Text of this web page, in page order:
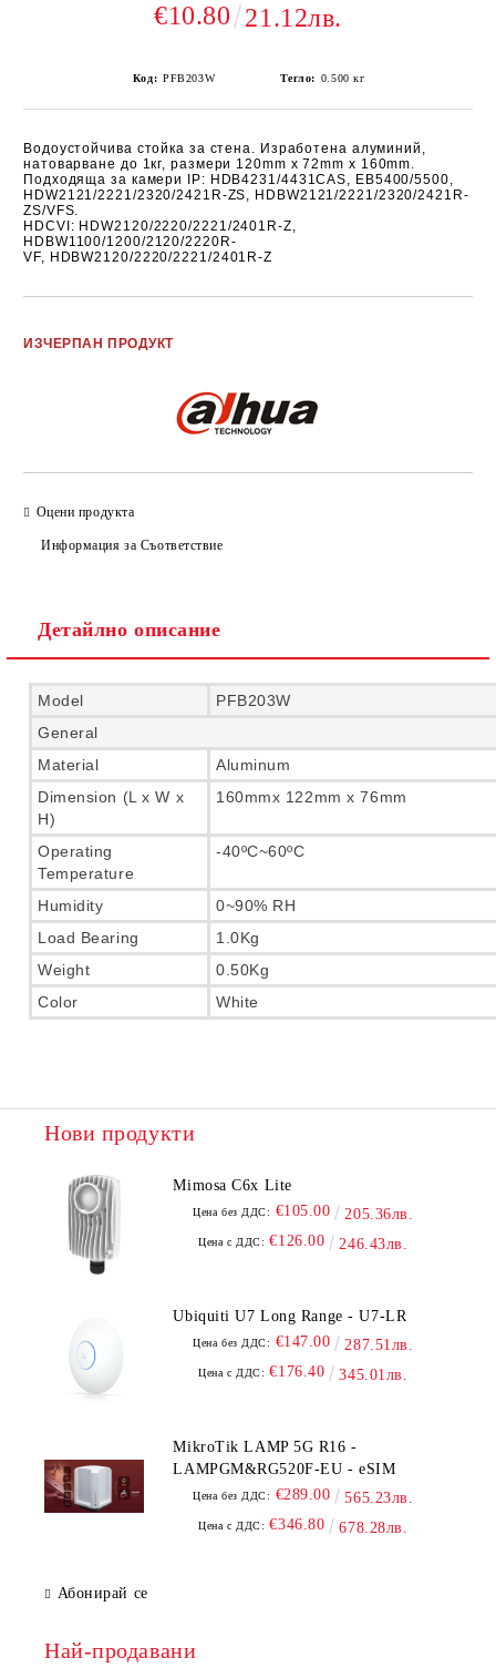
€10.80 21.12лв.
Код: PFB203W Тегло: 0.500 кг
Водоустойчива стойка за стена. Изработена алуминий,
натоварване до 1кг,размери 120mm x 72mm x 160mm.
Подходяща за камери
IP: HDB4231/4431CAS, EB5400/5500,
HDW2121/2221/2320/2421R-ZS, HDBW2121/2221/2320/2421R-
ZS/VFS.
HDCVI: HDW2120/2220/2221/2401R-Z,
HDBW1100/1200/2120/2220R-
VF, HDBW2120/2220/2221/2401R-Z
ИЗЧЕРПАН ПРОДУКТ
Оцени продукта
Информация за Съответствие
Детайлно описание
Model
PFB203W
General
Material
Aluminum
Dimension (L x W x
H)
160mmx 122mm x 76mm
Operating
Temperature
-40ºC~60ºC
Humidity
0~90% RH
Load Bearing
1.0Kg
Weight
0.50Kg
Color
White
Нови продукти
Mimosa C6x Lite
Цена без ДДС: €105.00 205.36лв.
Цена с ДДС: €126.00 246.43лв.
Ubiquiti U7 Long Range - U7-LR
Цена без ДДС: €147.00 287.51лв.
Цена с ДДС: €176.40 345.01лв.
MikroTik LAMP 5G R16 -
LAMPGM&RG520F-EU - eSIM
Цена без ДДС: €289.00 565.23лв.
Цена с ДДС: €346.80 678.28лв.
Абонирай се
Най-продавани